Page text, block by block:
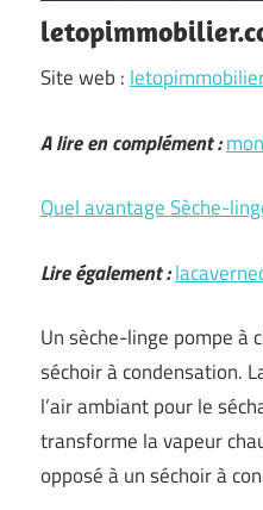
Site web :
A lire en complément :
Quel avantage Sèche-
Lire également :
Un sèche-linge pompe à
séchoir à condensation.
l’air ambiant pour le
transforme la vapeur
opposé à un séchoir à